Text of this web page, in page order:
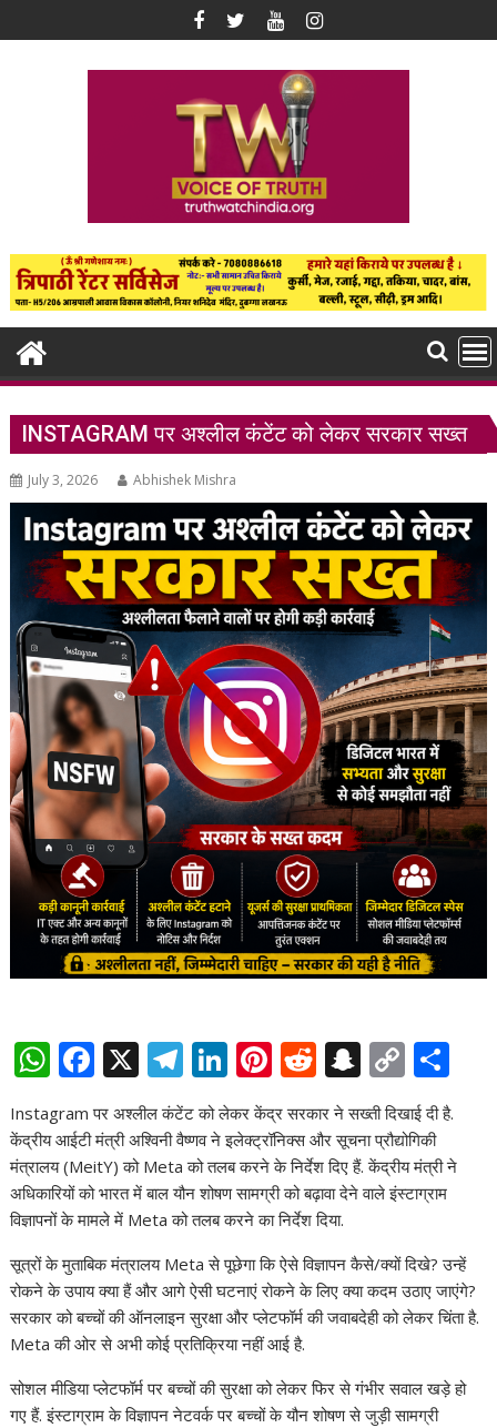
to
INSTAGRAM पर अश्लील कंटेंट को लेकर सरकार सख्त
July 3, 2026 Abhishek Mishra
W
at
s
A
p
p
F
e
b
o
o
k
X T
el
e
gr
a
m
Li
k
e
dI
n
Pi
er
e
st
R
e
d
di
t
S
n
a
p
c
at
C
o
p
y
Li
k
ar
e
Instagram पर अश्लील कंटेंट को लेकर केंद्र सरकार ने सख्ती दिखाई दी है.
केंद्रीय आईटी मंत्री अश्विनी वैष्णव ने इलेक्ट्रॉनिक्स और सूचना प्रौद्योगिकी
मंत्रालय (MeitY) को Meta को तलब करने के निर्देश दिए हैं. केंद्रीय मंत्री ने
अधिकारियों को भारत में बाल यौन शोषण सामग्री को बढ़ावा देने वाले इंस्टाग्राम
विज्ञापनों के मामले में Meta को तलब करने का निर्देश दिया.
सूत्रों के मुताबिक मंत्रालय Meta से पूछेगा कि ऐसे विज्ञापन कैसे/क्यों दिखे? उन्हें
रोकने के उपाय क्या हैं और आगे ऐसी घटनाएं रोकने के लिए क्या कदम उठाए जाएंगे?
सरकार को बच्चों की ऑनलाइन सुरक्षा और प्लेटफॉर्म की जवाबदेही को लेकर चिंता है.
Meta की ओर से अभी कोई प्रतिक्रिया नहीं आई है.
सोशल मीडिया प्लेटफॉर्म पर बच्चों की सुरक्षा को लेकर फिर से गंभीर सवाल खड़े हो
गए हैं. इंस्टाग्राम के विज्ञापन नेटवर्क पर बच्चों के यौन शोषण से जुड़ी सामग्री